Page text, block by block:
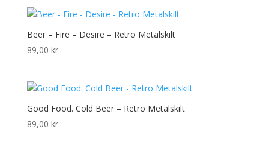
Beer – Fire – Desire – Retro Metalskilt
89,00 kr.
Good Food. Cold Beer – Retro Metalskilt
89,00 kr.